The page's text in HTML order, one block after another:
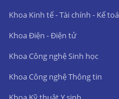
Khoa Kinh tế - Tài chính - Kế
Khoa Điện - Điện tử
Khoa Công nghệ Sinh học
Khoa Công nghệ Thông tin